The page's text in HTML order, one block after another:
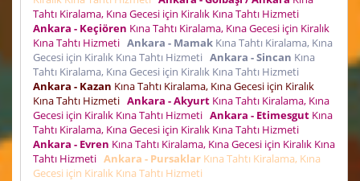
Tahtı Kiralama, Kına Gecesi için Kiralık Kına Tahtı Hizmeti
Ankara - Keçiören Kına Tahtı Kiralama, Kına Gecesi için Kiralık
Kına Tahtı Hizmeti Ankara - Mamak Kına Tahtı Kiralama, Kına
Gecesi için Kiralık Kına Tahtı Hizmeti Ankara - Sincan Kına
Tahtı Kiralama, Kına Gecesi için Kiralık Kına Tahtı Hizmeti
Ankara - Kazan Kına Tahtı Kiralama, Kına Gecesi için Kiralık
Kına Tahtı Hizmeti Ankara - Akyurt Kına Tahtı Kiralama, Kına
Gecesi için Kiralık Kına Tahtı Hizmeti Ankara - Etimesgut Kına
Tahtı Kiralama, Kına Gecesi için Kiralık Kına Tahtı Hizmeti
Ankara - Evren Kına Tahtı Kiralama, Kına Gecesi için Kiralık Kına
Tahtı Hizmeti Ankara - Pursaklar Kına Tahtı Kiralama, Kına
Gecesi için Kiralık Kına Tahtı Hizmeti